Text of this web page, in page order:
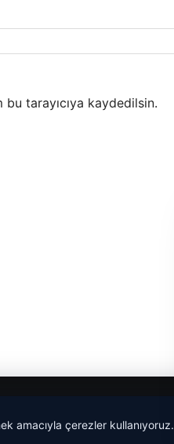
tarayıcıya kaydedilsin.
amacıyla çerezler kullanıyoruz.
|lemagrup.com.tr